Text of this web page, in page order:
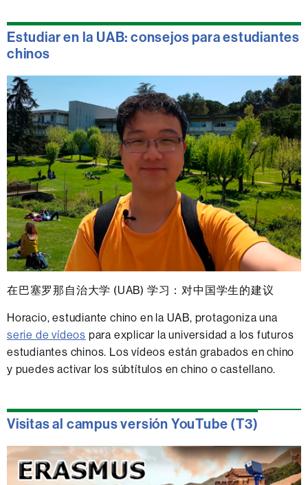
Estudiar en la UAB: consejos para estudiantes
chinos
在巴塞罗那自治大学 (UAB) 学习：对中国学生的建议
Horacio, estudiante chino en la UAB, protagoniza una
serie de vídeos para explicar la universidad a los futuros
estudiantes chinos. Los vídeos están grabados en chino
y puedes activar los súbtítulos en chino o castellano.
Visitas al campus versión YouTube (T3)